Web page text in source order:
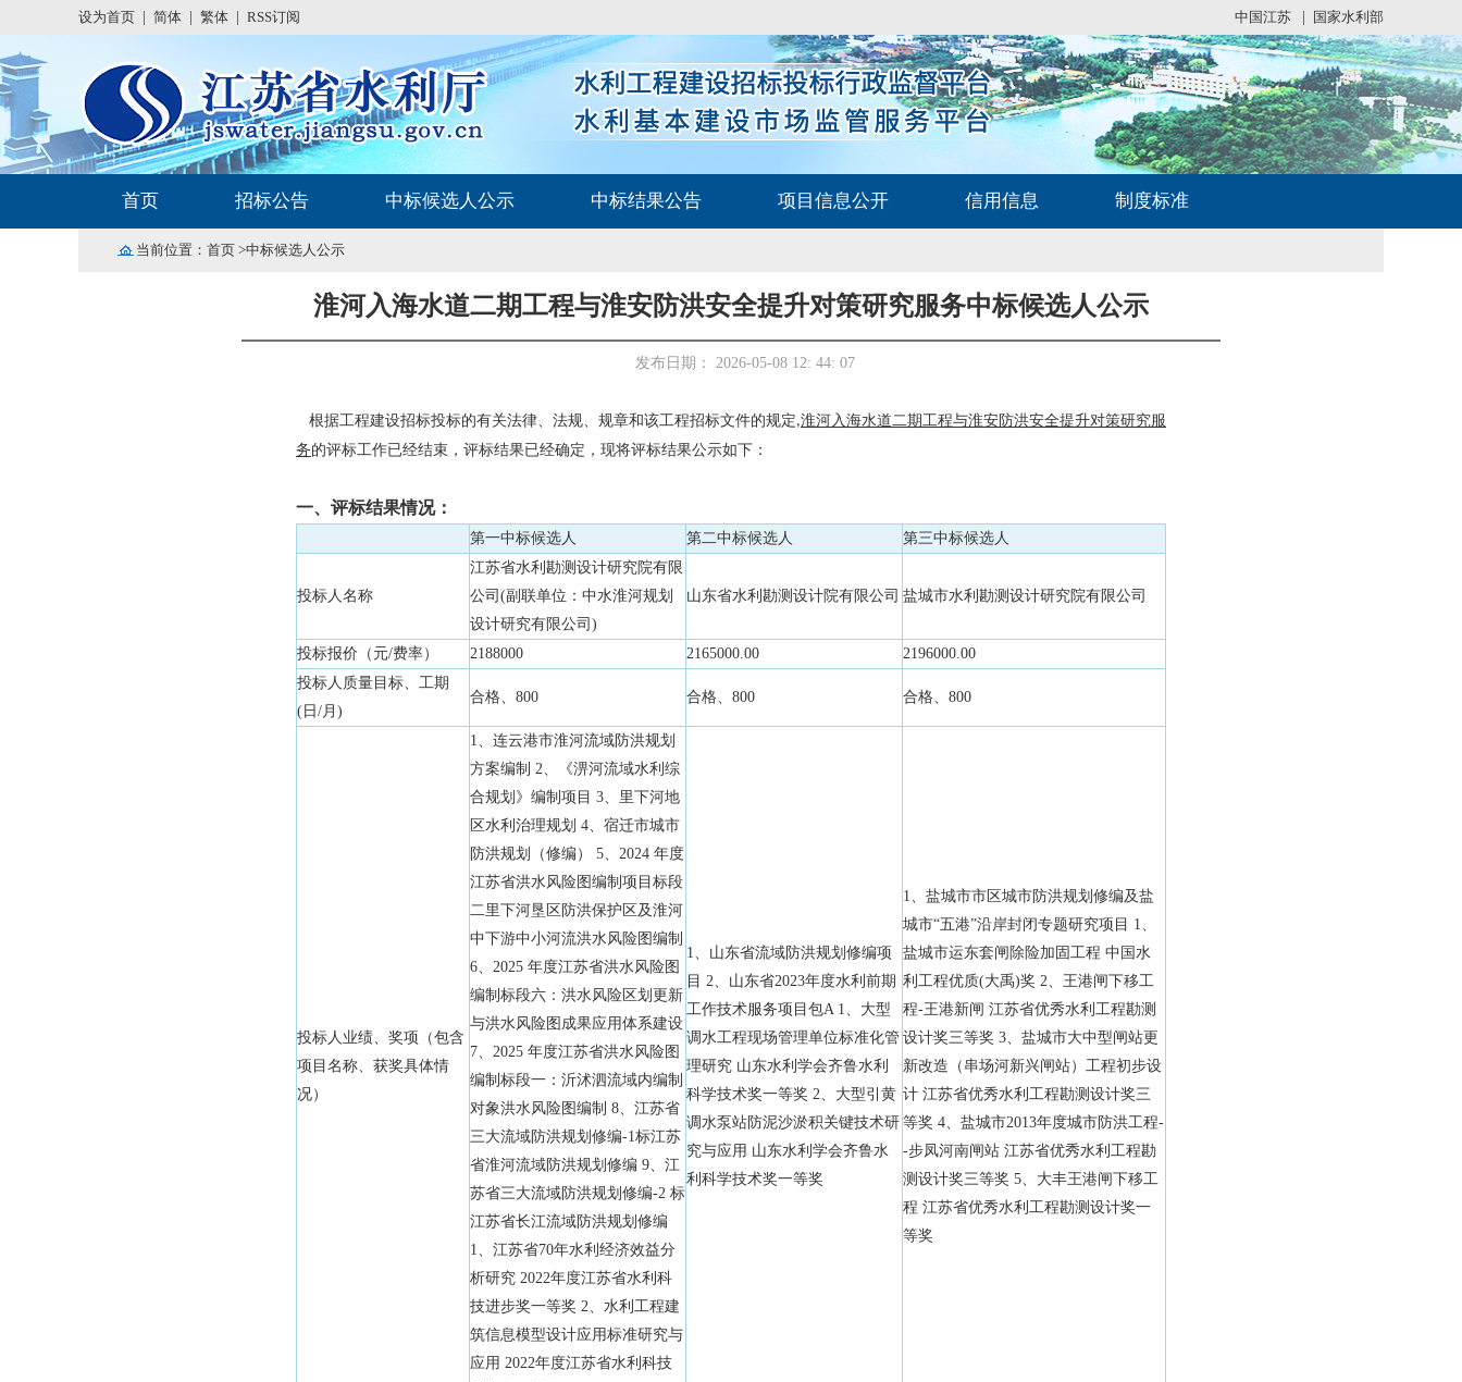
设为首页 简体 繁体 RSS订阅 中国江苏 国家水利部
首页 招标公告 中标候选人公示 中标结果公告 项目信息公开 信用信息 制度标准
当前位置： 首页 >中标候选人公示
淮河入海水道二期工程与淮安防洪安全提升对策研究服务中标候选人公示
发布日期： 2026-05-08 12: 44: 07
根据工程建设招标投标的有关法律、法规、规章和该工程招标文件的规定,淮河入海水道二期工程与淮安防洪安全提升对策研究服
务的评标工作已经结束，评标结果已经确定，现将评标结果公示如下：
一、评标结果情况：
第一中标候选人 第二中标候选人 第三中标候选人
投标人名称
江苏省水利勘测设计研究院有限
公司(副联单位：中水淮河规划
设计研究有限公司)
山东省水利勘测设计院有限公司 盐城市水利勘测设计研究院有限公司
投标报价（元/费率） 2188000 2165000.00
2196000.00
投标人质量目标、工期
(日/月)
合格、800 合格、800 合格、800
投标人业绩、奖项（包含
项目名称、获奖具体情
况）
1、连云港市淮河流域防洪规划
方案编制 2、《淠河流域水利综
合规划》编制项目 3、里下河地
区水利治理规划 4、宿迁市城市
防洪规划（修编） 5、2024 年度
江苏省洪水风险图编制项目标段
二里下河垦区防洪保护区及淮河
中下游中小河流洪水风险图编制
6、2025 年度江苏省洪水风险图
编制标段六：洪水风险区划更新
与洪水风险图成果应用体系建设
7、2025 年度江苏省洪水风险图
编制标段一：沂沭泗流域内编制
对象洪水风险图编制 8、江苏省
三大流域防洪规划修编-1标江苏
省淮河流域防洪规划修编 9、江
苏省三大流域防洪规划修编-2 标
江苏省长江流域防洪规划修编
1、江苏省70年水利经济效益分
析研究 2022年度江苏省水利科
技进步奖一等奖 2、水利工程建
筑信息模型设计应用标准研究与
应用 2022年度江苏省水利科技
1、山东省流域防洪规划修编项
目 2、山东省2023年度水利前期
工作技术服务项目包A 1、大型
调水工程现场管理单位标准化管
理研究 山东水利学会齐鲁水利
科学技术奖一等奖 2、大型引黄
调水泵站防泥沙淤积关键技术研
究与应用 山东水利学会齐鲁水
利科学技术奖一等奖
1、盐城市市区城市防洪规划修编及盐
城市“五港”沿岸封闭专题研究项目 1、
盐城市运东套闸除险加固工程 中国水
利工程优质(大禹)奖 2、王港闸下移工
程-王港新闸 江苏省优秀水利工程勘测
设计奖三等奖 3、盐城市大中型闸站更
新改造（串场河新兴闸站）工程初步设
计 江苏省优秀水利工程勘测设计奖三
等奖 4、盐城市2013年度城市防洪工程-
-步凤河南闸站 江苏省优秀水利工程勘
测设计奖三等奖 5、大丰王港闸下移工
程 江苏省优秀水利工程勘测设计奖一
等奖